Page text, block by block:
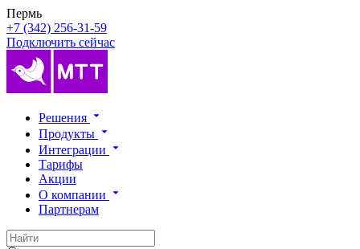
Пермь
+7 (342) 256-31-59
Подключить сейчас
Решения
Продукты
Интеграции
Тарифы
Акции
О компании
Партнерам